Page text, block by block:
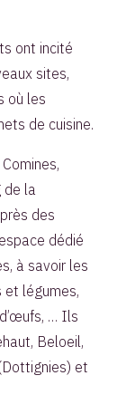
ont incité
sites,
où les
de cuisine.
de la
des
dédié
à savoir les
et légumes,
… Ils
Beloeil,
et